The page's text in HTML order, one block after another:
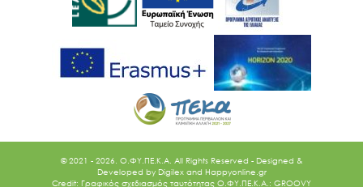
© 2021 - 2026. O.ΦΥ.ΠΕ.Κ.Α. All Rights Reserved - Designed &
Developed by Digilex and Happyonline.gr
Credit: Γραφικός σχεδιασμός ταυτότητας Ο.ΦΥ.ΠΕ.Κ.Α.: GROOVY